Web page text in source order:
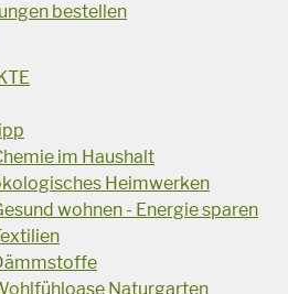
bestellen
im Haushalt
Heimwerken
wohnen - Energie sparen
Naturgarten